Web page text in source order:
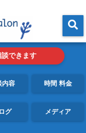
できます
内容 時間 料金
グ メディア